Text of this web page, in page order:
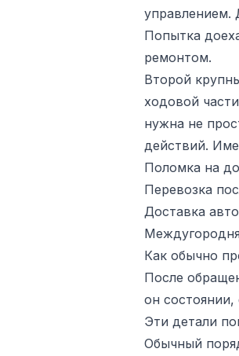
управлением.
Попытка
ремонтом.
Второй
ходовой
нужна не
действий.
Поломка на
Перевозка
Доставка
Как обычно
После
он
Эти детали
Обычный